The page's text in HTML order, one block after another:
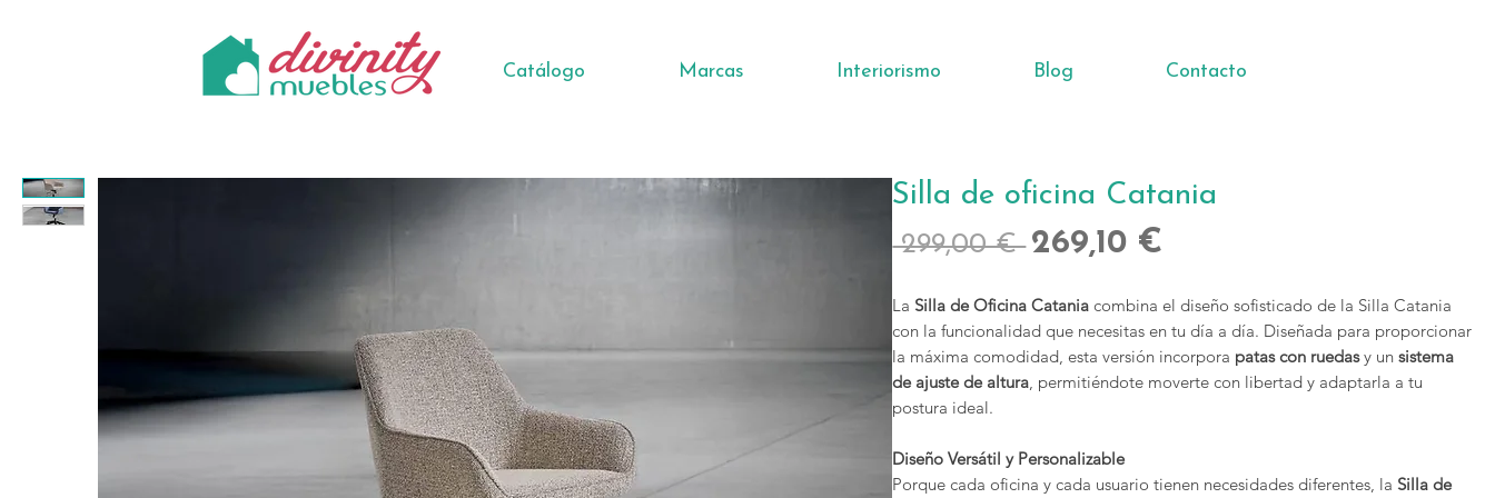
Catálogo Marcas Interiorismo Blog Contacto
Silla de oficina Catania
299,00 € Precio
269,10 €
oferta
La Silla de Oficina Catania combina el diseño sofisticado de la Silla Catania
con la funcionalidad que necesitas en tu día a día. Diseñada para proporcionar
la máxima comodidad, esta versión incorpora patas con ruedasy unsistema
de ajuste de altura, permitiéndote moverte con libertad y adaptarla a tu
postura ideal.
Diseño Versátil y Personalizable
Porque cada oficina y cada usuario tienen necesidades diferentes, la Silla de